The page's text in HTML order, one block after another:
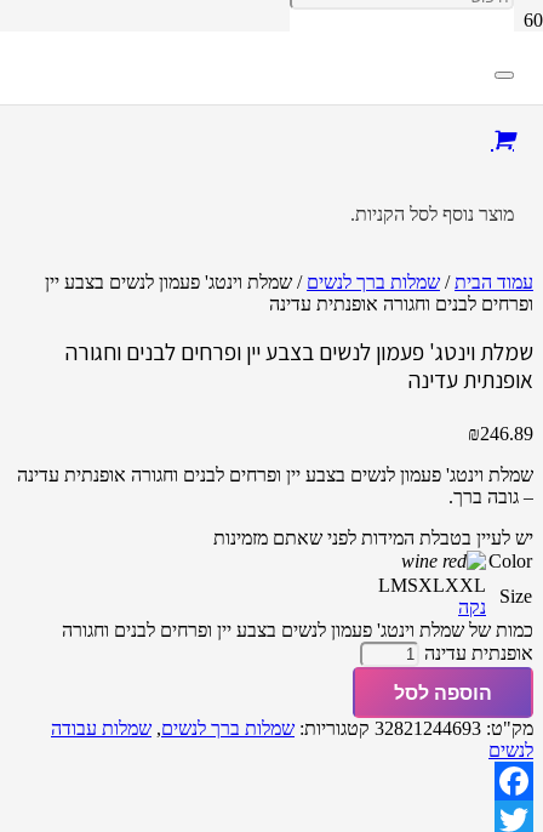
מוצר נוסף לסל הקניות.
עמוד הבית/ שמלות ברך לנשים / שמלת וינטג' פעמון לנשים בצבע יין
ופרחים לבנים וחגורה אופנתית עדינה
שמלת וינטג' פעמון לנשים בצבע יין ופרחים לבנים וחגורה
אופנתית עדינה
₪246.89
שמלת וינטג' פעמון לנשים בצבע יין ופרחים לבנים וחגורה אופנתית עדינה
– גובה ברך.
יש לעיין בטבלת המידות לפני שאתם מזמינות
Color
Size
LMSXLXXL
נקה
כמות של שמלת וינטג' פעמון לנשים בצבע יין ופרחים לבנים וחגורה
אופנתית עדינה
הוספה לסל
מק"ט: 32821244693 קטגוריות: שמלות ברך לנשים, שמלות עבודה
לנשים
Facebook